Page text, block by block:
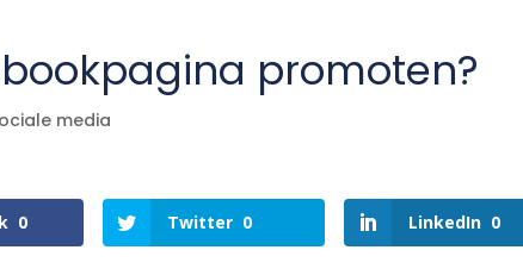
promoten?
media
0 Twitter 0 LinkedIn 0